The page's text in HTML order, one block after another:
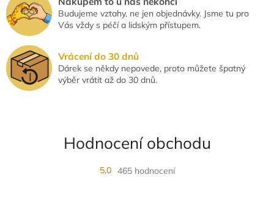
Budujeme vztahy, ne jen objednávky. Jsme tu pro
Vás vždy s péčí a lidským přístupem.
Vrácení do 30 dnů
Dárek se někdy nepovede, proto můžete špatný
výběr vrátit až do 30 dnů.
Hodnocení obchodu
5,0 465 hodnocení